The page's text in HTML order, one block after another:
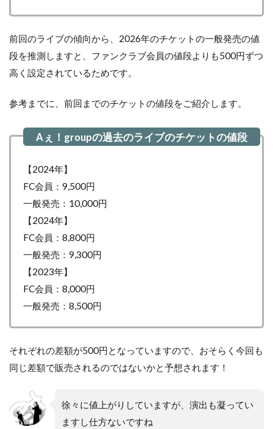
前回のライブの傾向から、2026年のチケットの一般発売の値
段を推測しますと、ファンクラブ会員の値段よりも500円ずつ
高く設定されているためです。
参考までに、前回までのチケットの値段をご紹介します。
【2024年】
FC会員：9,500円
一般発売：10,000円
【2024年】
FC会員：8,800円
一般発売：9,300円
【2023年】
FC会員：8,000円
一般発売：8,500円
それぞれの差額が500円となっていますので、おそらく今回も
同じ差額で販売されるのではないかと予想されます！
徐々に値上がりしていますが、演出も凝ってい
ますし仕方ないですね